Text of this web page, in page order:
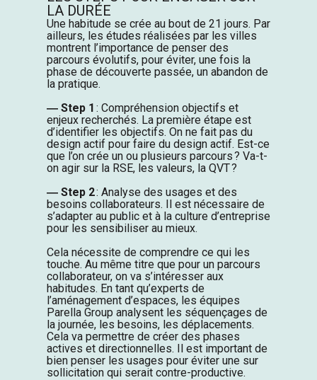
LA DURÉE
Une habitude se crée au bout de 21 jours. Par
ailleurs, les études réalisées par les villes
montrent l’importance de penser des
parcours évolutifs, pour éviter, une fois la
phase de découverte passée, un abandon de
la pratique.
― Step 1 : Compréhension objectifs et
enjeux recherchés. La première étape est
d’identifier les objectifs. On ne fait pas du
design actif pour faire du design actif. Est-ce
que l’on crée un ou plusieurs parcours ? Va-t-
on agir sur la RSE, les valeurs, la QVT ?
― Step 2: Analyse des usages et des
besoins collaborateurs. Il est nécessaire de
s’adapter au public et à la culture d’entreprise
pour les sensibiliser au mieux.
Cela nécessite de comprendre ce qui les
touche. Au même titre que pour un parcours
collaborateur, on va s’intéresser aux
habitudes. En tant qu’experts de
l’aménagement d’espaces, les équipes
Parella Group analysent les séquençages de
la journée, les besoins, les déplacements.
Cela va permettre de créer des phases
actives et directionnelles. Il est important de
bien penser les usages pour éviter une sur
sollicitation qui serait contre-productive.